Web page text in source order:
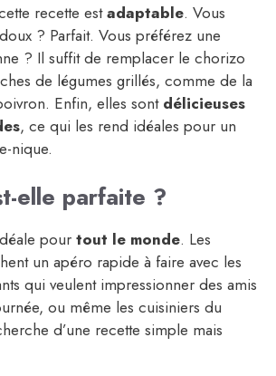
recette estadaptable. Vous
? Parfait. Vous préférez une
? Il suffit de remplacer le chorizo
de légumes grillés, comme de la
Enfin, elles sont délicieuses
, ce qui les rend idéales pour un
nique.
elle parfaite ?
pour tout le monde. Les
un apéro rapide à faire avec les
qui veulent impressionner des amis
ou même les cuisiniers du
d’une recette simple mais